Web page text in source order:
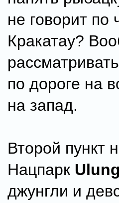
не говорит по
Кракатау?
по дороге на
на запад.
Второй пункт
Нацпарк
джунгли и